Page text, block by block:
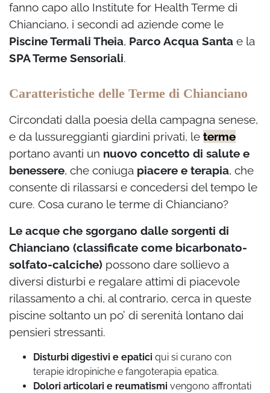
fanno capo allo Institute for Health Terme di
Chianciano, i secondi ad aziende come le
Piscine Termali Theia, Parco Acqua Santa e la
SPA Terme Sensoriali.
Caratteristiche delle Terme di Chianciano
Circondati dalla poesia della campagna senese,
e da lussureggianti giardini privati, le terme
portano avanti un nuovo concetto di salute e
benessere, che coniuga piacere e terapia, che
consente di rilassarsi e concedersi del tempo le
cure. Cosa curano le terme di Chianciano?
Le acque che sgorgano dalle sorgenti di
Chianciano (classificate come bicarbonato-
solfato-calciche) possono dare sollievo a
diversi disturbi e regalare attimi di piacevole
rilassamento a chi, al contrario, cerca in queste
piscine soltanto un po’ di serenità lontano dai
pensieri stressanti.
Disturbi digestivi e epatici qui si curano con
terapie idropiniche e fangoterapia epatica.
Dolori articolari e reumatismi vengono affrontati